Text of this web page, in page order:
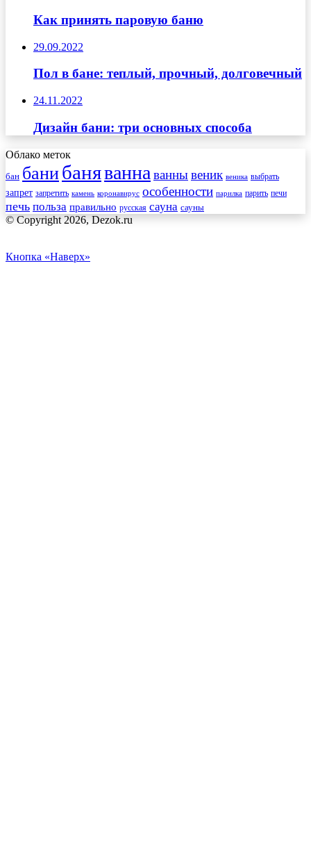
Как принять паровую баню
29.09.2022
Пол в бане: теплый, прочный, долговечный
24.11.2022
Дизайн бани: три основных способа
Облако меток
бан банибаняванна ваннывеник веника выбрать
запрет запретить камень коронавирус особенности парилка парить печи
печь польза правильно русская сауна сауны
© Copyright 2026, Dezok.ru
Кнопка «Наверх»